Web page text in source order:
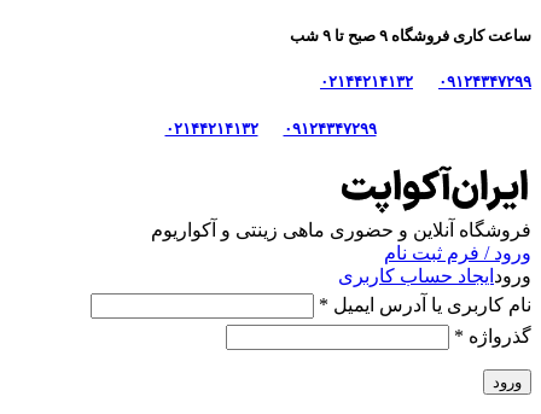
ساعت کاری فروشگاه ۹ صبح تا ۹ شب
۰۹۱۲۴۳۴۷۲۹۹ ۰۲۱۴۴۲۱۴۱۳۲
۰۹۱۲۴۳۴۷۲۹۹ ۰۲۱۴۴۲۱۴۱۳۲
فروشگاه آنلاین و حضوری ماهی‌ زینتی و آکواریوم
ورود / فرم ثبت نام
ورود ایجاد حساب کاربری
نام کاربری یا آدرس ایمیل *
گذرواژه *
ورود